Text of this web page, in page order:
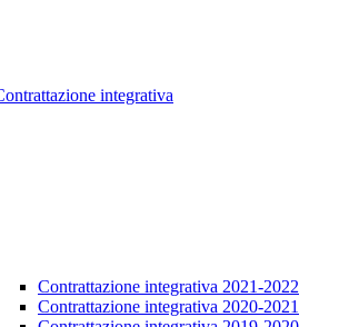
integrativa
Contrattazione integrativa 2021-2022
Contrattazione integrativa 2020-2021